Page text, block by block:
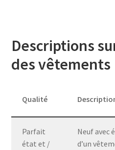
Descriptions
des vêtements
Qualité
Parfait
état et /
Neuf avec
d’un